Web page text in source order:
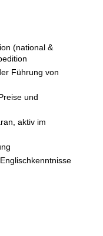
(national &
Führung von
und
aktiv im